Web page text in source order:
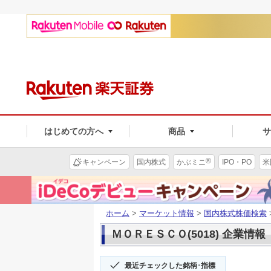
はじめての方へ 商品
キャンペーン 国内株式 かぶミニ® IPO・PO
ホーム > マーケット情報 > 国内株式株価検索
ＭＯＲＥＳＣＯ(5018) 企業情報
最近チェックした銘柄･指標